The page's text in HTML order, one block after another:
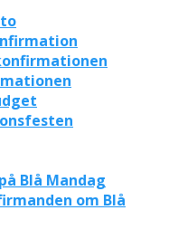
Blå Mandag
om Blå